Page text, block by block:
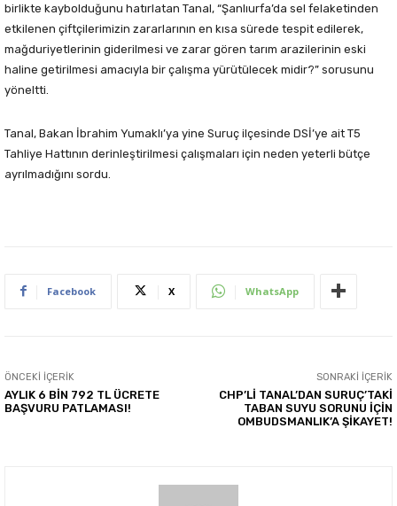
birlikte kaybolduğunu hatırlatan Tanal, “Şanlıurfa’da sel felaketinden
etkilenen çiftçilerimizin zararlarının en kısa sürede tespit edilerek,
mağduriyetlerinin giderilmesi ve zarar gören tarım arazilerinin eski
haline getirilmesi amacıyla bir çalışma yürütülecek midir?” sorusunu
yöneltti.
Tanal, Bakan İbrahim Yumaklı’ya yine Suruç ilçesinde DSİ’ye ait T5
Tahliye Hattının derinleştirilmesi çalışmaları için neden yeterli bütçe
ayrılmadığını sordu.
Facebook X WhatsApp
ÖNCEKI İÇERIK
AYLIK 6 BİN 792 TL ÜCRETE
BAŞVURU PATLAMASI!
SONRAKI İÇERIK
CHP’Lİ TANAL’DAN SURUÇ’TAKİ
TABAN SUYU SORUNU İÇİN
OMBUDSMANLIK’A ŞİKAYET!